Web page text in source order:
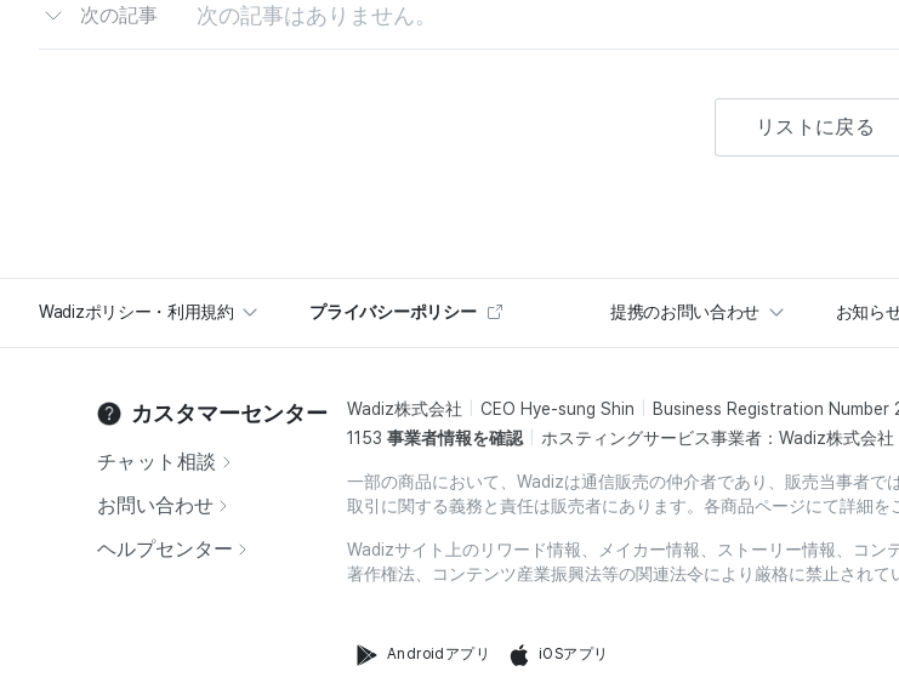
次の記事 次の記事はありません。
リストに戻る
Wadizポリシー・利用規約 プライバシーポリシー 提携のお問い合わせ お知ら
カスタマーセンター
チャット相談
お問い合わせ
ヘルプセンター
Wadiz株式会社 CEO Hye-sung Shin Business Registration
1153 事業者情報を確認 ホスティングサービス事業者：Wadiz株式会社
一部の商品において、Wadizは通信販売の仲介者であり、販売当事者で
取引に関する義務と責任は販売者にあります。各商品ページにて詳細を
Wadizサイト上のリワード情報、メイカー情報、ストーリー情報、コン
著作権法、コンテンツ産業振興法等の関連法令により厳格に禁止されて
Androidアプリ iOSアプリ